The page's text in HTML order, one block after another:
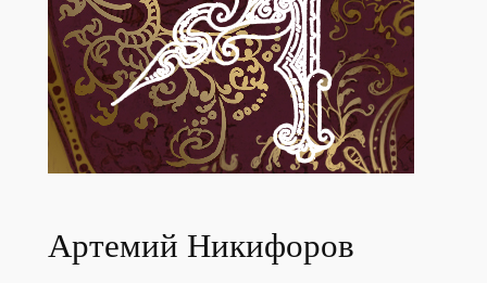
Артемий Никифоров